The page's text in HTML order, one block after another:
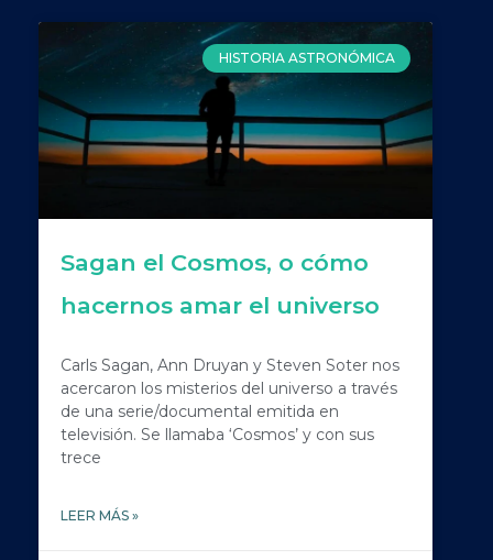
HISTORIA ASTRONÓMICA
Sagan el Cosmos, o cómo
hacernos amar el universo
Carls Sagan, Ann Druyan y Steven Soter nos
acercaron los misterios del universo a través
de una serie/documental emitida en
televisión. Se llamaba ‘Cosmos’ y con sus
trece
LEER MÁS »